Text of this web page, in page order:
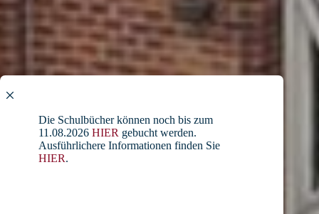
Die Schulbücher können noch bis zum
11.08.2026 HIER gebucht werden.
Ausführlichere Informationen finden Sie
HIER.